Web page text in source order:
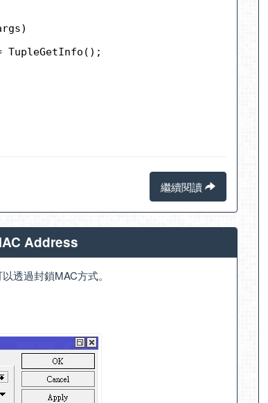
TupleGetInfo();
繼續閱讀
Address
透過封鎖MAC方式。